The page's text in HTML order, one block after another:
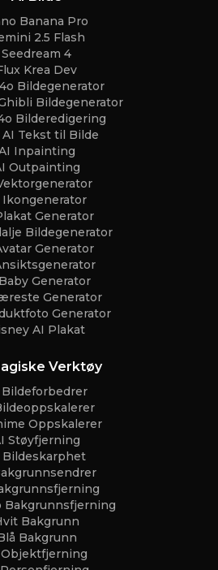
Banana Pro
2.5 Flash
Seedream 4
Krea Dev
Bildegenerator
Bildegenerator
Bilderedigering
AI Tekst til Bilde
Inpainting
Outpainting
Ikongenerator
Generator
Bildegenerator
Generator
Generator
Generator
Generator
AI Plakat
Verktøy
Bildeforbedrer
Oppskalerer
Støyfjerning
Bildeskarphet
Bakgrunnsfjerning
Bakgrunn
Bakgrunn